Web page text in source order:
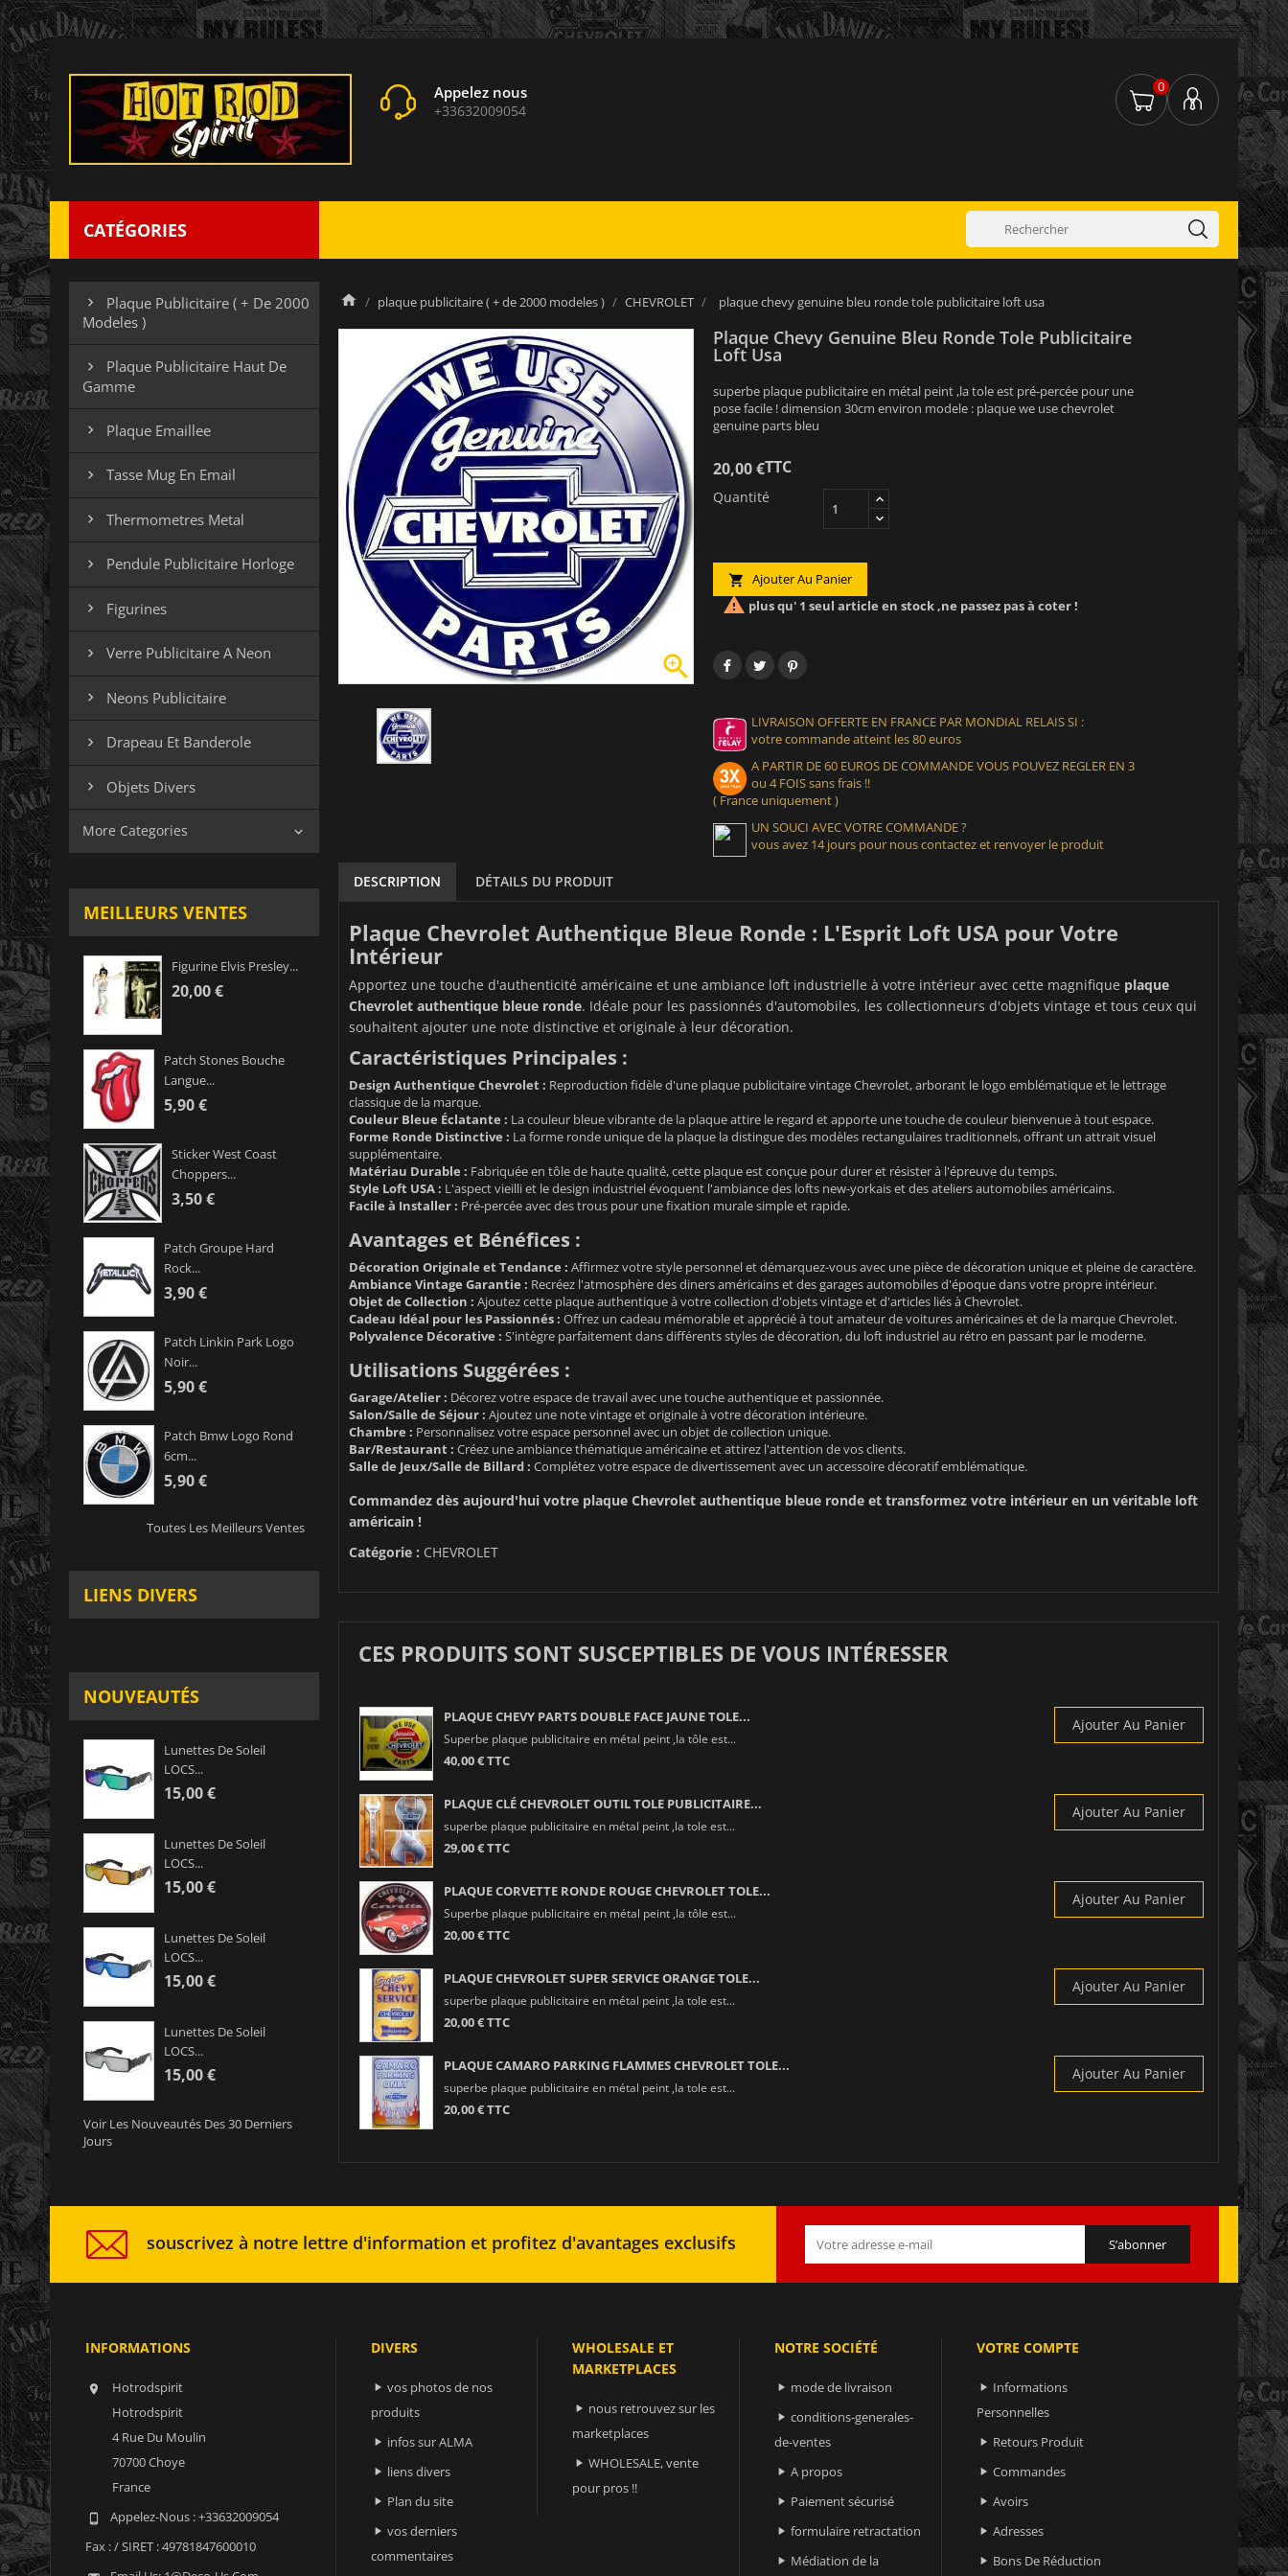
Appelez nous
+33632009054
0
CATÉGORIES

Plaque Publicitaire ( + De 2000
Modeles )

Plaque Publicitaire Haut De
Gamme
 Plaque Emaillee
 Tasse Mug En Email
 Thermometres Metal
 Pendule Publicitaire Horloge
 Figurines
 Verre Publicitaire A Neon
 Neons Publicitaire
 Drapeau Et Banderole
 Objets Divers
More Categories 
MEILLEURS VENTES
Figurine Elvis Presley...
20,00 €
Patch Stones Bouche
Langue...
5,90 €
Sticker West Coast
Choppers...
3,50 €
Patch Groupe Hard
Rock...
3,90 €
Patch Linkin Park Logo
Noir...
5,90 €
Patch Bmw Logo Rond
6cm...
5,90 €
Toutes Les Meilleurs Ventes
LIENS DIVERS
NOUVEAUTÉS
Lunettes De Soleil
LOCS...
15,00 €
Lunettes De Soleil
LOCS...
15,00 €
Lunettes De Soleil
LOCS...
15,00 €
Lunettes De Soleil
LOCS...
15,00 €
Voir Les Nouveautés Des 30 Derniers
Jours
plaque publicitaire ( + de 2000 modeles ) CHEVROLET plaque chevy genuine bleu ronde tole publicitaire loft usa

Plaque Chevy Genuine Bleu Ronde Tole Publicitaire
Loft Usa
superbe plaque publicitaire en métal peint ,la tole est pré-percée pour une
pose facile ! dimension 30cm environ modele : plaque we use chevrolet
genuine parts bleu
20,00 €TTC
Quantité
 Ajouter Au Panier
 plus qu' 1 seul article en stock ,ne passez pas à coter !
LIVRAISON OFFERTE EN FRANCE PAR MONDIAL RELAIS SI :
votre commande atteint les 80 euros
A PARTIR DE 60 EUROS DE COMMANDE VOUS POUVEZ REGLER EN 3
ou 4 FOIS sans frais !!
( France uniquement )
UN SOUCI AVEC VOTRE COMMANDE ?
vous avez 14 jours pour nous contactez et renvoyer le produit
DESCRIPTION DÉTAILS DU PRODUIT
Plaque Chevrolet Authentique Bleue Ronde : L'Esprit Loft USA pour Votre
Intérieur
Apportez une touche d'authenticité américaine et une ambiance loft industrielle à votre intérieur avec cette magnifique plaque
Chevrolet authentique bleue ronde. Idéale pour les passionnés d'automobiles, les collectionneurs d'objets vintage et tous ceux qui
souhaitent ajouter une note distinctive et originale à leur décoration.
Caractéristiques Principales :
Design Authentique Chevrolet : Reproduction fidèle d'une plaque publicitaire vintage Chevrolet, arborant le logo emblématique et le lettrage
classique de la marque.
Couleur Bleue Éclatante : La couleur bleue vibrante de la plaque attire le regard et apporte une touche de couleur bienvenue à tout espace.
Forme Ronde Distinctive : La forme ronde unique de la plaque la distingue des modèles rectangulaires traditionnels, offrant un attrait visuel
supplémentaire.
Matériau Durable : Fabriquée en tôle de haute qualité, cette plaque est conçue pour durer et résister à l'épreuve du temps.
Style Loft USA : L'aspect vieilli et le design industriel évoquent l'ambiance des lofts new-yorkais et des ateliers automobiles américains.
Facile à Installer : Pré-percée avec des trous pour une fixation murale simple et rapide.
Avantages et Bénéfices :
Décoration Originale et Tendance : Affirmez votre style personnel et démarquez-vous avec une pièce de décoration unique et pleine de caractère.
Ambiance Vintage Garantie : Recréez l'atmosphère des diners américains et des garages automobiles d'époque dans votre propre intérieur.
Objet de Collection : Ajoutez cette plaque authentique à votre collection d'objets vintage et d'articles liés à Chevrolet.
Cadeau Idéal pour les Passionnés : Offrez un cadeau mémorable et apprécié à tout amateur de voitures américaines et de la marque Chevrolet.
Polyvalence Décorative : S'intègre parfaitement dans différents styles de décoration, du loft industriel au rétro en passant par le moderne.
Utilisations Suggérées :
Garage/Atelier : Décorez votre espace de travail avec une touche authentique et passionnée.
Salon/Salle de Séjour : Ajoutez une note vintage et originale à votre décoration intérieure.
Chambre : Personnalisez votre espace personnel avec un objet de collection unique.
Bar/Restaurant : Créez une ambiance thématique américaine et attirez l'attention de vos clients.
Salle de Jeux/Salle de Billard : Complétez votre espace de divertissement avec un accessoire décoratif emblématique.
Commandez dès aujourd'hui votre plaque Chevrolet authentique bleue ronde et transformez votre intérieur en un véritable loft
américain !
Catégorie : CHEVROLET
CES PRODUITS SONT SUSCEPTIBLES DE VOUS INTÉRESSER
PLAQUE CHEVY PARTS DOUBLE FACE JAUNE TOLE...
Superbe plaque publicitaire en métal peint ,la tôle est...
40,00 € TTC
Ajouter Au Panier
PLAQUE CLÉ CHEVROLET OUTIL TOLE PUBLICITAIRE...
superbe plaque publicitaire en métal peint ,la tole est...
29,00 € TTC
Ajouter Au Panier
PLAQUE CORVETTE RONDE ROUGE CHEVROLET TOLE...
Superbe plaque publicitaire en métal peint ,la tôle est...
20,00 € TTC
Ajouter Au Panier
PLAQUE CHEVROLET SUPER SERVICE ORANGE TOLE...
superbe plaque publicitaire en métal peint ,la tole est...
20,00 € TTC
Ajouter Au Panier
PLAQUE CAMARO PARKING FLAMMES CHEVROLET TOLE...
superbe plaque publicitaire en métal peint ,la tole est...
20,00 € TTC
Ajouter Au Panier
souscrivez à notre lettre d'information et profitez d'avantages exclusifs
INFORMATIONS

Hotrodspirit
Hotrodspirit
4 Rue Du Moulin
70700 Choye
France
 Appelez-Nous :+33632009054
Fax :/ SIRET : 49781847600010
DIVERS
 vos photos de nos
produits
 infos sur ALMA
 liens divers
 Plan du site
 vos derniers
commentaires
WHOLESALE ET
MARKETPLACES
 nous retrouvez sur les
marketplaces
 WHOLESALE, vente
pour pros !!
NOTRE SOCIÉTÉ
 mode de livraison
 conditions-generales-
de-ventes
 A propos
 Paiement sécurisé
 formulaire retractation
 Médiation de la
VOTRE COMPTE
 Informations
Personnelles
 Retours Produit
 Commandes
 Avoirs
 Adresses
 Bons De Réduction